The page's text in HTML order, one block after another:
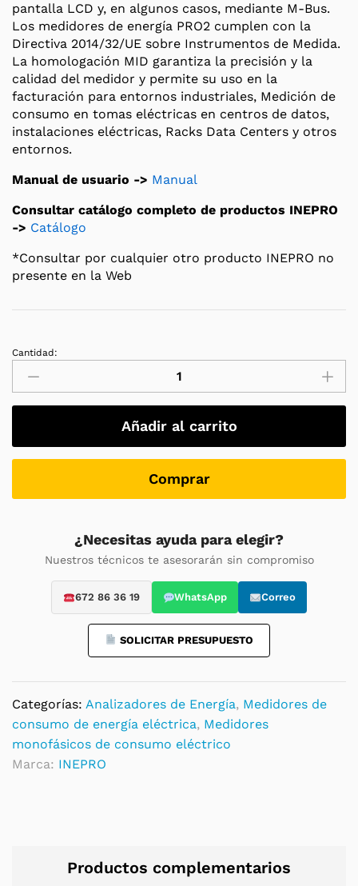
pantalla LCD y, en algunos casos, mediante M-Bus.
Los medidores de energía PRO2 cumplen con la
Directiva 2014/32/UE sobre Instrumentos de Medida.
La homologación MID garantiza la precisión y la
calidad del medidor y permite su uso en la
facturación para entornos industriales, Medición de
consumo en tomas eléctricas en centros de datos,
instalaciones eléctricas, Racks Data Centers y otros
entornos.
Manual de usuario -> Manual
Consultar catálogo completo de productos INEPRO
-> Catálogo
*Consultar por cualquier otro producto INEPRO no
presente en la Web
Medidor
Energía
INEPRO
100A
Bus:
salida
monofásico,
homologado
MIR
Cantidad:
Añadir al carrito
Comprar
¿Necesitas ayuda para elegir?
Nuestros técnicos te asesorarán sin compromiso
672 86 36 19 WhatsApp Correo
SOLICITAR PRESUPUESTO
Categorías: Analizadores de Energía, Medidores de
consumo de energía eléctrica, Medidores
monofásicos de consumo eléctrico
Marca: INEPRO
Productos complementarios